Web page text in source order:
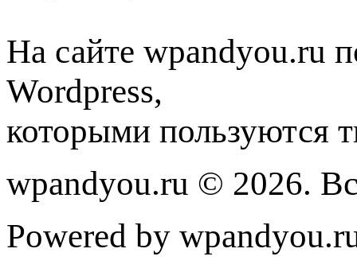
На сайте wpandyou.ru
Wordpress,
которыми пользуются
wpandyou.ru © 2026.
Powered by